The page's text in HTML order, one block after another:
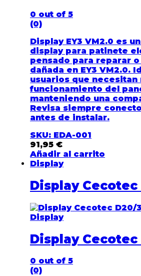
0 out of 5
(0)
Display EY3 VM2.0 es
display para patinete
pensado para reparar
dañada en EY3 VM2.0.
usuarios que
funcionamiento del
manteniendo una
Revisa siempre
antes de instalar.
SKU: EDA-001
91,95 €
Añadir al carrito
Display
Display Cecotec
Display
Display Cecotec
0 out of 5
(0)